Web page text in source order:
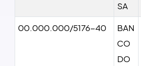
SA
00.000.000/5176-40
BAN
CO
DO